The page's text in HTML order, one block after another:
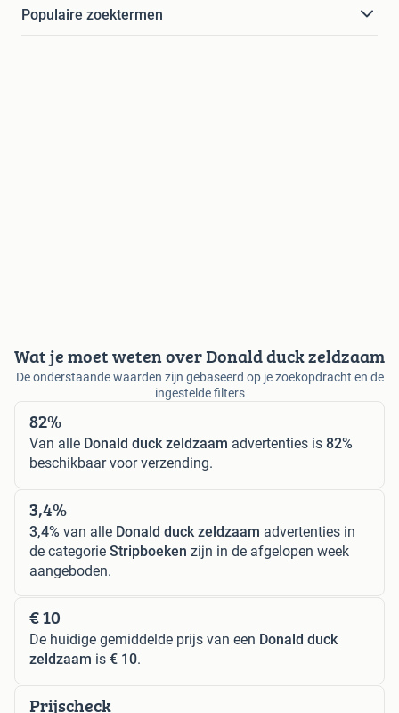
Populaire zoektermen
Wat je moet weten over Donald duck zeldzaam
De onderstaande waarden zijn gebaseerd op je zoekopdracht en de
ingestelde filters
82%
Van alle Donald duck zeldzaam advertenties is 82%
beschikbaar voor verzending.
3,4%
3,4% van alle Donald duck zeldzaam advertenties in
de categorie Stripboeken zijn in de afgelopen week
aangeboden.
€ 10
De huidige gemiddelde prijs van een Donald duck
zeldzaam is € 10.
Prijscheck